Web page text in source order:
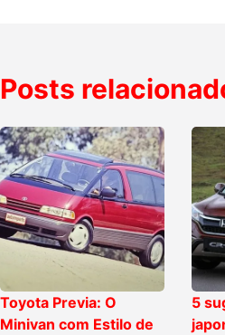
Posts
Toyota Previa: O
Minivan com Estilo de
5